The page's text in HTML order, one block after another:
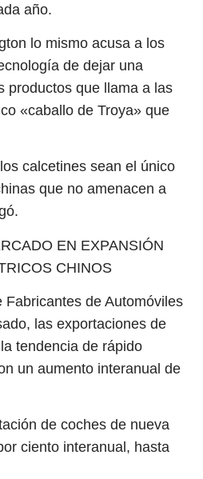
año.
lo mismo acusa a los
de dejar una
productos que llama a las
«caballo de Troya» que
calcetines sean el único
que no amenacen a
EN EXPANSIÓN
CHINOS
Fabricantes de Automóviles
las exportaciones de
tendencia de rápido
un aumento interanual de
de coches de nueva
ciento interanual, hasta